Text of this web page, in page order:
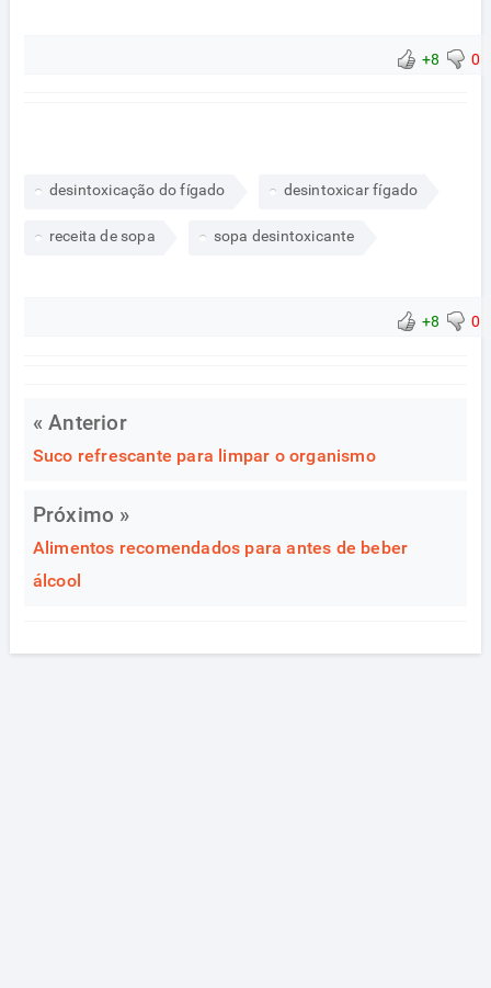
+8 0
desintoxicação do fígado desintoxicar fígado
receita de sopa sopa desintoxicante
+8 0
« Anterior
Suco refrescante para limpar o organismo
Próximo »
Alimentos recomendados para antes de beber
álcool